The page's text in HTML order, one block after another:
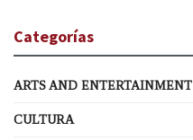
Categorías
ARTS AND ENTERTAINMENT
CULTURA